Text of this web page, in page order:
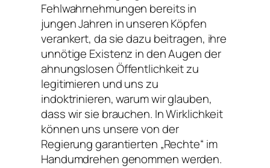
Fehlwahrnehmungen bereits in
jungen Jahren in unseren Köpfen
verankert, da sie dazu beitragen, ihre
unnötige Existenz in den Augen der
ahnungslosen Öffentlichkeit zu
legitimieren und uns zu
indoktrinieren, warum wir glauben,
dass wir sie brauchen. In Wirklichkeit
können uns unsere von der
Regierung garantierten „Rechte“ im
Handumdrehen genommen werden.